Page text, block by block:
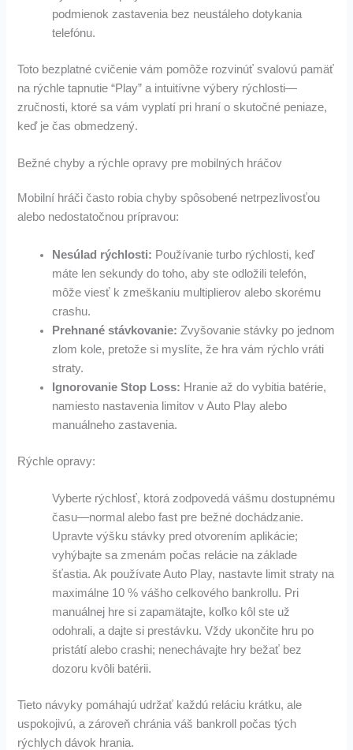
podmienok zastavenia bez neustáleho dotykania
telefónu.
Toto bezplatné cvičenie vám pomôže rozvinúť svalovú pamäť
na rýchle tapnutie “Play” a intuitívne výbery rýchlosti—
zručnosti, ktoré sa vám vyplatí pri hraní o skutočné peniaze,
keď je čas obmedzený.
Bežné chyby a rýchle opravy pre mobilných hráčov
Mobilní hráči často robia chyby spôsobené netrpezlivosťou
alebo nedostatočnou prípravou:
Nesúlad rýchlosti: Používanie turbo rýchlosti, keď
máte len sekundy do toho, aby ste odložili telefón,
môže viesť k zmeškaniu multiplierov alebo skorému
crashu.
Prehnané stávkovanie: Zvyšovanie stávky po jednom
zlom kole, pretože si myslíte, že hra vám rýchlo vráti
straty.
Ignorovanie Stop Loss: Hranie až do vybitia batérie,
namiesto nastavenia limitov v Auto Play alebo
manuálneho zastavenia.
Rýchle opravy:
Vyberte rýchlosť, ktorá zodpovedá vášmu dostupnému
času—normal alebo fast pre bežné dochádzanie.
Upravte výšku stávky pred otvorením aplikácie;
vyhýbajte sa zmenám počas relácie na základe
šťastia.Ak používate Auto Play, nastavte limit straty na
maximálne 10 % vášho celkového bankrollu. Pri
manuálnej hre si zapamätajte, koľko kôl ste už
odohrali, a dajte si prestávku.Vždy ukončite hru po
pristátí alebo crashi; nenechávajte hry bežať bez
dozoru kvôli batérii.
Tieto návyky pomáhajú udržať každú reláciu krátku, ale
uspokojivú, a zároveň chránia váš bankroll počas tých
rýchlych dávok hrania.